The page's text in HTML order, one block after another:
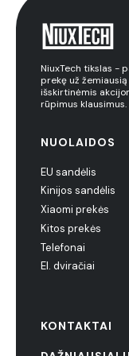
NiuxTech tikslas -
prekę už
išskirtinėmis
rūpimus klausimus.
NUOLAIDOS
EU sandėlis
Kinijos sandėlis
Xiaomi prekės
Kitos prekės
Telefonai
El. dviračiai
KONTAKTAI